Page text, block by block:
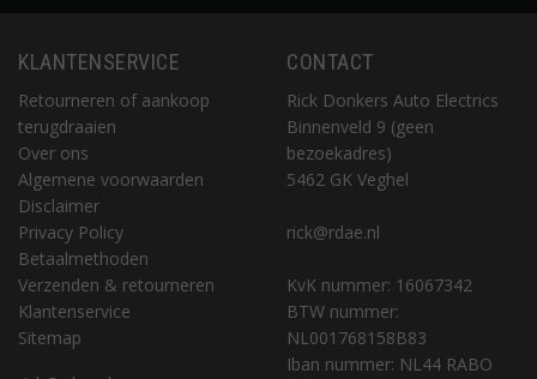
KLANTENSERVICE
Retourneren of aankoop
terugdraaien
Over ons
Algemene voorwaarden
Disclaimer
Privacy Policy
Betaalmethoden
Verzenden & retourneren
Klantenservice
Sitemap
CONTACT
Rick Donkers Auto Electrics
Binnenveld 9 (geen
bezoekadres)
5462 GK Veghel
rick@rdae.nl
KvK nummer: 16067342
BTW nummer:
NL001768158B83
Iban nummer: NL44 RABO